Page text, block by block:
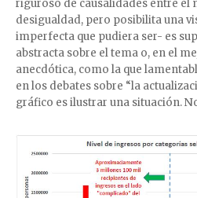
riguroso de causalidades entre el
desigualdad, pero posibilita una
imperfecta que pudiera ser- es
abstracta sobre el tema o, en el
anecdótica, como la que
en los debates sobre “la
gráfico es ilustrar una situación.